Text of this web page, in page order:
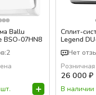
внутреннего блока, дБ
Ballu
BSO-07HN8
Сплит-
Legend
Нет
26 000 ₽
В наличии